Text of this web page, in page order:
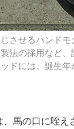
させるハンド
法の採用など
ドには、誕生年
馬の口に咥